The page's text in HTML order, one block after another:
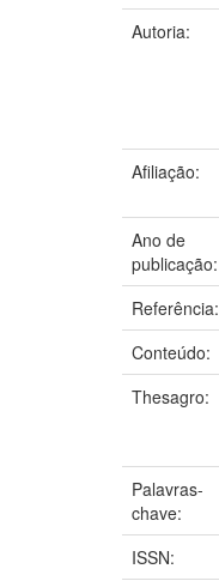
Autoria:
Afiliação:
Ano de
publicação:
Referência:
Conteúdo:
Thesagro:
Palavras-
chave:
ISSN: